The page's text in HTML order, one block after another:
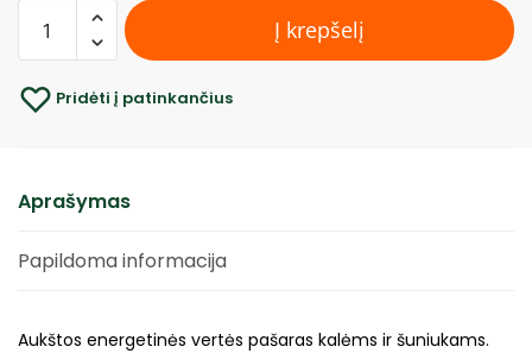
Į krepšelį
Pridėti į patinkančius
Aprašymas
Papildoma informacija
Aukštos energetinės vertės pašaras kalėms ir šuniukams.